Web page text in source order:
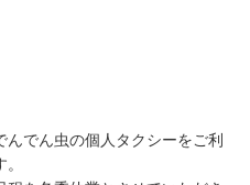
んでん虫の個人タクシーをご利